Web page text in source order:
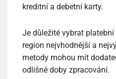
kreditní a debetní karty.
Je důležité vybrat
region nejvhodnější a
metody mohou mít
odlišné doby zpracování.